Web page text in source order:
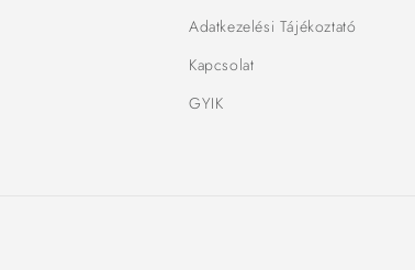
Adatkezelési Tájékoztató
Kapcsolat
GYIK